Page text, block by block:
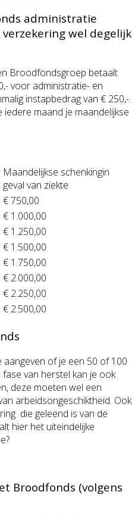
administratie
wel degelijk
Broodfondsgroep betaalt
voor administratie- en
instapbedrag van € 250,-.
maand je maandelijkse
Maandelijkse schenkingin
geval van ziekte
€ 750,00
€ 1.000,00
€ 1.250,00
€ 1.500,00
€ 1.750,00
€ 2.000,00
€ 2.250,00
€ 2.500,00
aangeven of je een 50 of 100
van herstel kan je ook
deze moeten wel een
arbeidsongeschiktheid. Ook
die geleend is van de
hier het uiteindelijke
Broodfonds (volgens